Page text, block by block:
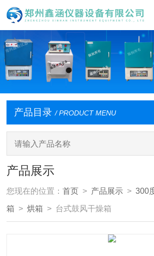
产品目录 / PRODUCT MENU
产品展示
您现在的位置：首页 > 产品展示 >300
箱 >烘箱 > 台式鼓风干燥箱